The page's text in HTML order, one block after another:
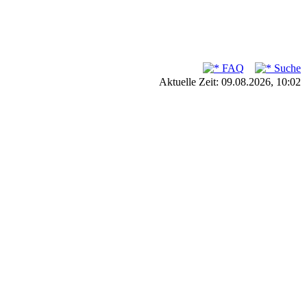
FAQ
Suche
Aktuelle Zeit: 09.08.2026, 10:02